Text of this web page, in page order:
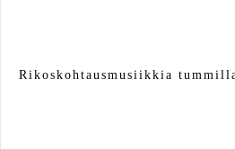
Rikoskohtausmusiikkia